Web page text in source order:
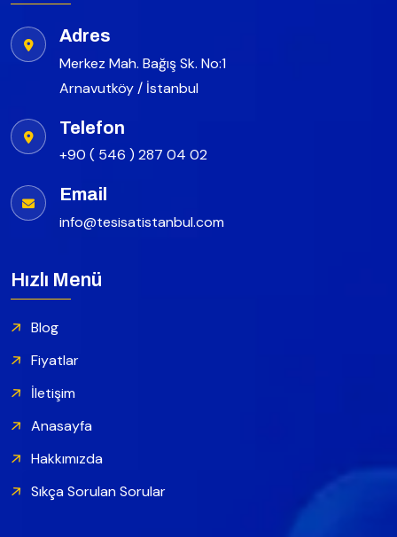
Adres
Merkez Mah. Bağış Sk. No:1
Arnavutköy / İstanbul
Telefon
+90 ( 546 ) 287 04 02
Email
info@tesisatistanbul.com
Hızlı Menü
Blog
Fiyatlar
İletişim
Anasayfa
Hakkımızda
Sıkça Sorulan Sorular